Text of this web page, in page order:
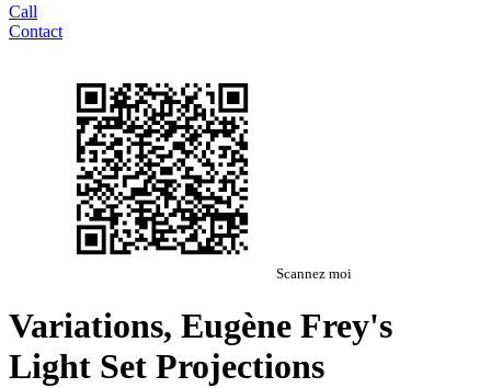
Call
Contact
Scannez moi
Variations, Eugène Frey's
Light Set Projections